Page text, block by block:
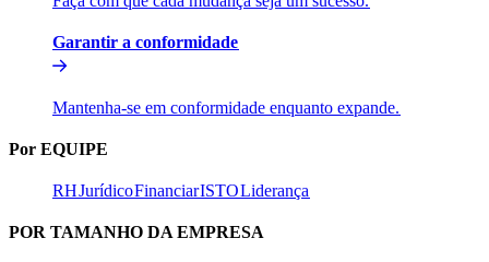
Garantir a conformidade​​
Mantenha-se em conformidade enquanto expande.​​
Por EQUIPE​​
RH​​Jurídico​​Financiar​​ISTO​​Liderança​​
POR TAMANHO DA EMPRESA​​